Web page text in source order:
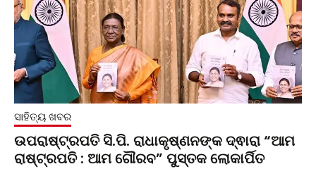
ସାହିତ୍ୟ ଖବର
ଉପରାଷ୍ଟ୍ରପତି ସି.ପି. ରାଧାକୃଷ୍ଣନଙ୍କ ଦ୍ଵାରା “ଆମ
ରାଷ୍ଟ୍ରପତି : ଆମ ଗୌରବ” ପୁସ୍ତକ ଲୋକାର୍ପିତ